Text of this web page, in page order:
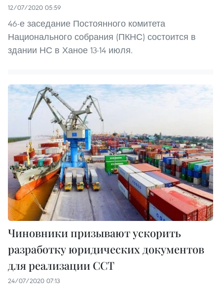
12/07/2020 05:59
46-е заседание Постоянного комитета
Национального собрания (ПКНС) состоится в
здании НС в Ханое 13-14 июля.
Чиновники призывают ускорить
разработку юридических документов
для реализации ССТ
24/07/2020 07:13